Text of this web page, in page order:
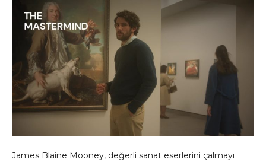
James Blaine Mooney, değerli sanat eserlerini çalmayı